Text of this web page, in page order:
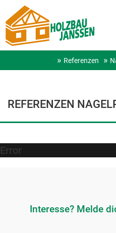
Referenzen
REFERENZEN
Error
Interesse? Melde